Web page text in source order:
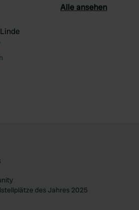
Alle ansehen
des Jahres 2025